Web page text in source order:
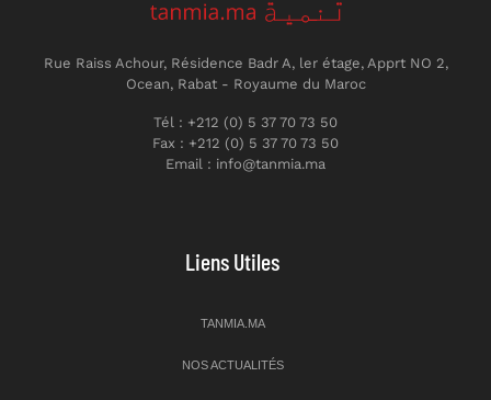
Rue Raiss Achour, Résidence Badr A, ler étage, Apprt NO 2,
Ocean, Rabat - Royaume du Maroc
Tél : +212 (0) 5 37 70 73 50
Fax : +212 (0) 5 37 70 73 50
Email : info@tanmia.ma
Liens Utiles
TANMIA.MA
NOS ACTUALITÉS